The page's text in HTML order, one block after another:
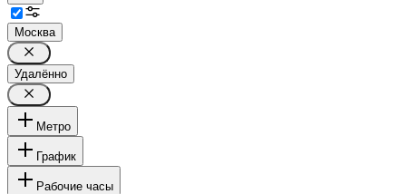
Москва
Удалённо
Метро
График
Рабочие часы